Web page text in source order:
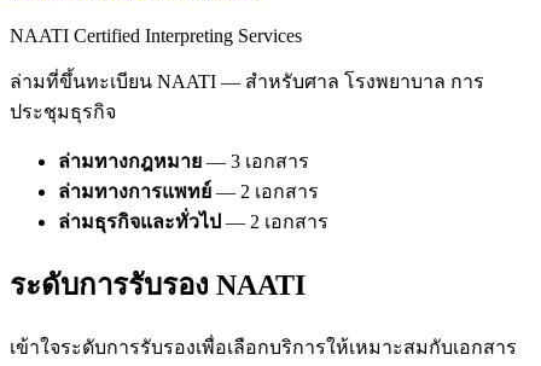
NAATI Certified Interpreting Services
ล่ามที่ขึ้นทะเบียน NAATI — สำหรับศาล โรงพยาบาล การ
ประชุมธุรกิจ
ล่ามทางกฎหมาย — 3 เอกสาร
ล่ามทางการแพทย์ — 2 เอกสาร
ล่ามธุรกิจและทั่วไป — 2 เอกสาร
ระดับการรับรอง NAATI
เข้าใจระดับการรับรองเพื่อเลือกบริการให้เหมาะสมกับเอกสาร